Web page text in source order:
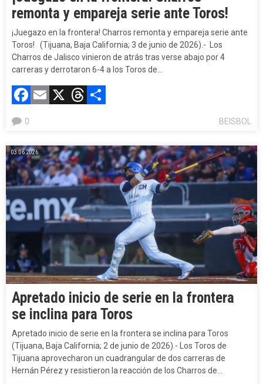
remonta y empareja serie ante Toros!
¡Juegazo en la frontera! Charros remonta y empareja serie ante
Toros! (Tijuana, Baja California; 3 de junio de 2026).- Los
Charros de Jalisco vinieron de atrás tras verse abajo por 4
carreras y derrotaron 6-4 a los Toros de…
Facebook
Email
X Threads
BEISBOL
0
03.06.2026.
Apretado inicio de serie en la frontera
se inclina para Toros
Apretado inicio de serie en la frontera se inclina para Toros
(Tijuana, Baja California; 2 de junio de 2026).- Los Toros de
Tijuana aprovecharon un cuadrangular de dos carreras de
Hernán Pérez y resistieron la reacción de los Charros de…